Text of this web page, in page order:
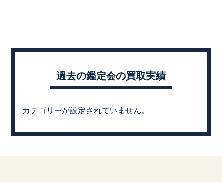
過去の鑑定会の買取実績
カテゴリーが設定されていません。